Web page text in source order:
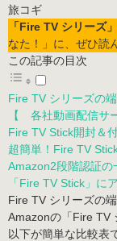
「Fire TV シリーズ」
なた！」に、ぜひ読
この記事の目次
Fire TV シリーズの
【 各社動画配信サ
Fire TV Stick開封＆
超簡単！Fire TV
Amazon2段階認証の
「Fire TV Stick」に
Fire TV シリーズの
Amazonの「Fire TV
以下が簡単な比較表